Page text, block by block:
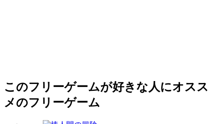
このフリーゲームが好きな人にオスス
メのフリーゲーム